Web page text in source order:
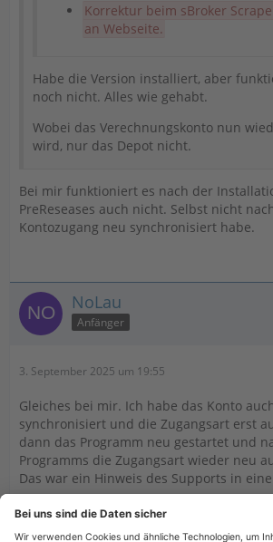
Korrektur beim sBroker
an Webseite.
Habe die Version installiert, aber
noch nicht. Alles wie gehabt.
Wobei das Verechnungskonto nun
wird, nur das Depot nicht.
Bei mir funktioniert es nach der
PreReseases auch nicht. Selbst nicht
Kontozugang neu synchronisiert habe.
NoLau
Anfänger
3. September 2025 um 19:55
Gleiches bei mir. Ich habe das Konto
synchronisiert und die Zugangsart erst
dann das Programm neu gestartet und
Programms die Zugangsart wieder neu
Das war ein Hinweis des Supports in
Ergebnis ist unverändert: ein